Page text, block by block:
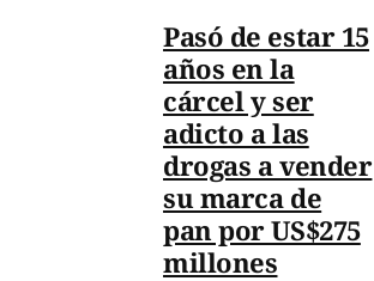
Pasó de estar 15
años en la
cárcel y ser
adicto a las
drogas a vender
su marca de
pan por US$275
millones